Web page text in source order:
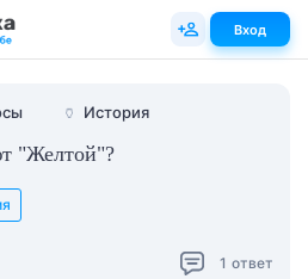
🏺 История
"Желтой"?
1 ответ
Вход